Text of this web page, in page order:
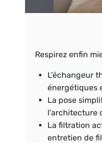
Respirez enfin
L’échangeur
énergétiques
La pose
l’architecture
La filtration
entretien de